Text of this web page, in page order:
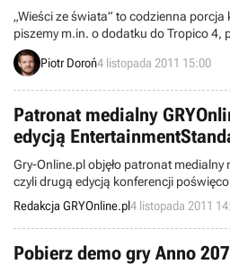
„Wieści ze świata” to codzienna
piszemy m.in. o dodatku do Tropico 4,
nowym projekcie twórcy Another World
Rayman Origins na PS3.
Piotr Doroń4 listopada 2011 15:00
Patronat medialny
edycją
Gry-Online.pl objęło patronat
czyli drugą edycją konferencji
rozrywkowemu w sieci. Impreza będzie
w dniach 24-25 listopada.
Redakcja GRYOnline.pl4 listopada 2011
Pobierz demo gry Anno